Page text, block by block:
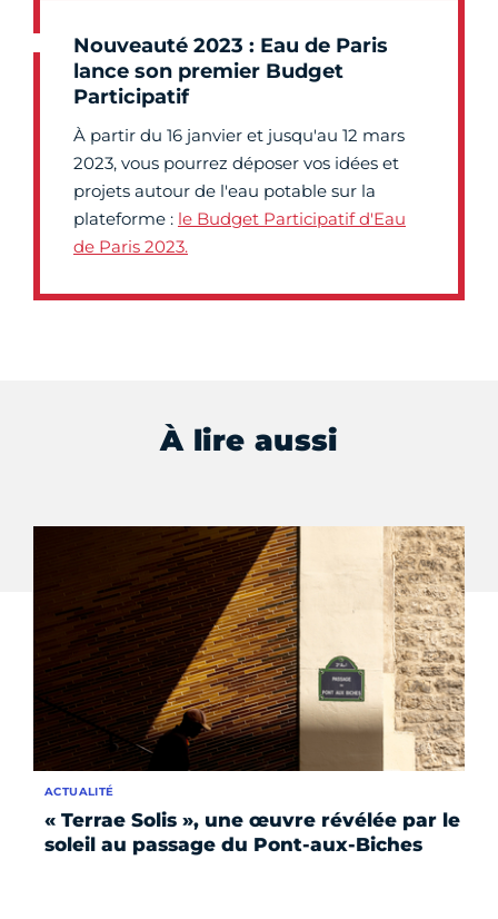
Nouveauté 2023 : Eau de Paris
lance son premier Budget
Participatif
À partir du 16 janvier et jusqu'au 12 mars
2023, vous pourrez déposer vos idées et
projets autour de l'eau potable sur la
plateforme : le Budget Participatif d'Eau
de Paris 2023.
À lire aussi
« Terrae Solis », une œuvre révélée par le
soleil au passage du Pont-aux-Biches
ACTUALITÉ